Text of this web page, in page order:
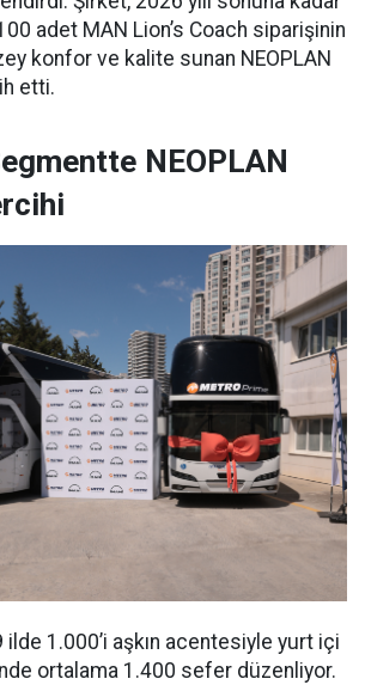
adet MAN Lion’s Coach siparişinin
konfor ve kalite sunan NEOPLAN
etti.
NEOPLAN
1.000’i aşkın acentesiyle yurt içi
ortalama 1.400 sefer düzenliyor.